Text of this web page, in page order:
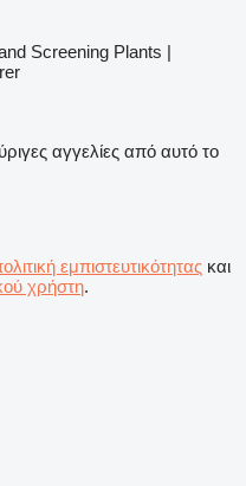
Screening Plants |
αγγελίες από αυτό το
εμπιστευτικότητας και
χρήστη.